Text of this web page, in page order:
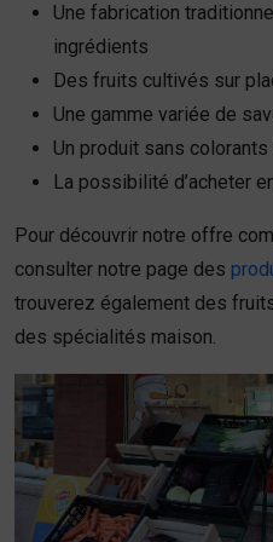
Une fabrication
ingrédients
Des fruits cultivés sur
Une gamme variée de
Un produit sans
La possibilité d’acheter
Pour découvrir notre offre
consulter notre page des
trouverez également des
des spécialités maison.